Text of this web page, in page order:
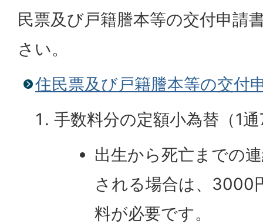
民票及び戸籍謄本等の交付申請
さい。
住民票及び戸籍謄本等の交付
手数料分の定額小為替（1
出生から死亡までの
される場合は、3000
料が必要です。